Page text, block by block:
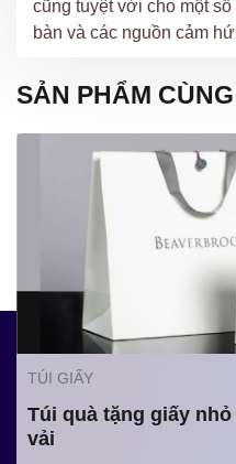
cũng tuyệt vời cho một
bàn và các nguồn cảm
SẢN PHẨM
TÚI GIẤY
Túi quà tặng giấy
vải